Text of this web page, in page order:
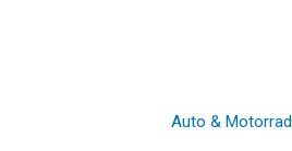
Auto & Motorrad